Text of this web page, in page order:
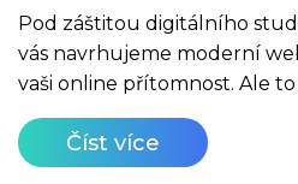
Pod záštitou digitálního
vás navrhujeme moderní
vaši online přítomnost. Ale
Číst více